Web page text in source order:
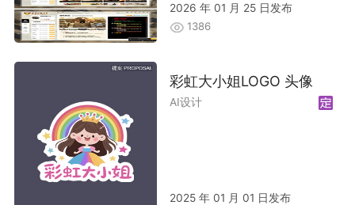
2026 年 01 月 25 日发布
1386
彩虹大小姐LOGO 头像
AI设计
2025 年 01 月 01 日发布